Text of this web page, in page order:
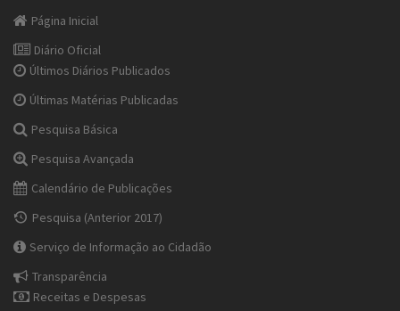
Página Inicial
Diário Oficial
Últimos Diários Publicados
Últimas Matérias Publicadas
Pesquisa Básica
Pesquisa Avançada
Calendário de Publicações
Pesquisa (Anterior 2017)
Serviço de Informação ao Cidadão
Transparência
Receitas e Despesas